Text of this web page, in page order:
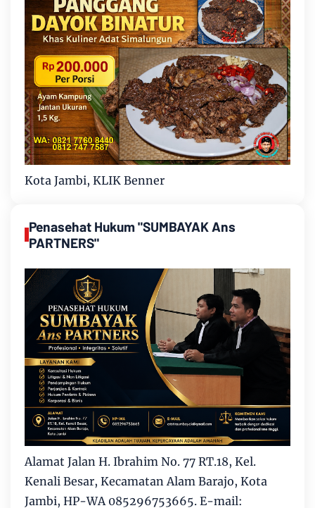
Kota Jambi, KLIK Benner
Penasehat Hukum "SUMBAYAK Ans
PARTNERS"
Alamat Jalan H. Ibrahim No. 77 RT.18, Kel.
Kenali Besar, Kecamatan Alam Barajo, Kota
Jambi, HP-WA 085296753665. E-mail: